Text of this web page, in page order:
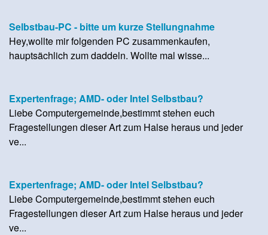
Selbstbau-PC - bitte um kurze Stellungnahme
Hey,wollte mir folgenden PC zusammenkaufen,
hauptsächlich zum daddeln. Wollte mal wisse...
Expertenfrage; AMD- oder Intel Selbstbau?
Liebe Computergemeinde,bestimmt stehen euch
Fragestellungen dieser Art zum Halse heraus und jeder
ve...
Expertenfrage; AMD- oder Intel Selbstbau?
Liebe Computergemeinde,bestimmt stehen euch
Fragestellungen dieser Art zum Halse heraus und jeder
ve...